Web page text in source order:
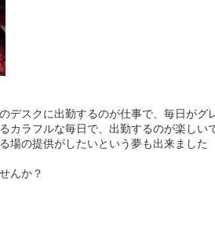
デスクに出勤するのが仕事で、毎日がグ
カラフルな毎日で、出勤するのが楽しい
場の提供がしたいという夢も出来ました
んか？